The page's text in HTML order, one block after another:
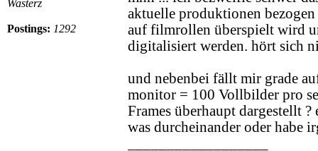
Wasterz
Postings: 1292
aktuelle produktionen
auf filmrollen überspielt wird
digitalisiert werden. hört sich
und nebenbei fällt mir grade
monitor = 100 Vollbilder pro
Frames überhaupt dargestellt
was durcheinander oder habe